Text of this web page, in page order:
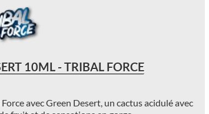
10ML - TRIBAL FORCE
avec Green Desert, un cactus acidulé avec